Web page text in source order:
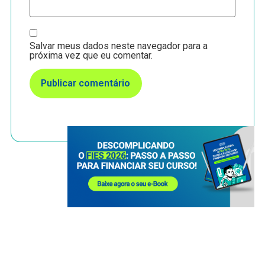
Salvar meus dados neste navegador para a
próxima vez que eu comentar.